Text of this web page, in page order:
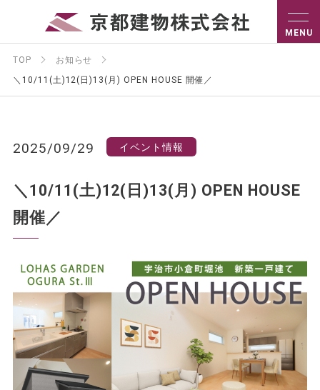
TOP
お知らせ
＼10/11(土)12(日)13(月) OPEN HOUSE 開催／
2025/09/29 イベント情報
＼10/11(土)12(日)13(月) OPEN HOUSE
開催／